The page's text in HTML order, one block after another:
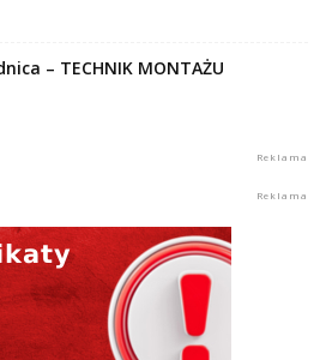
– TECHNIK MONTAŻU